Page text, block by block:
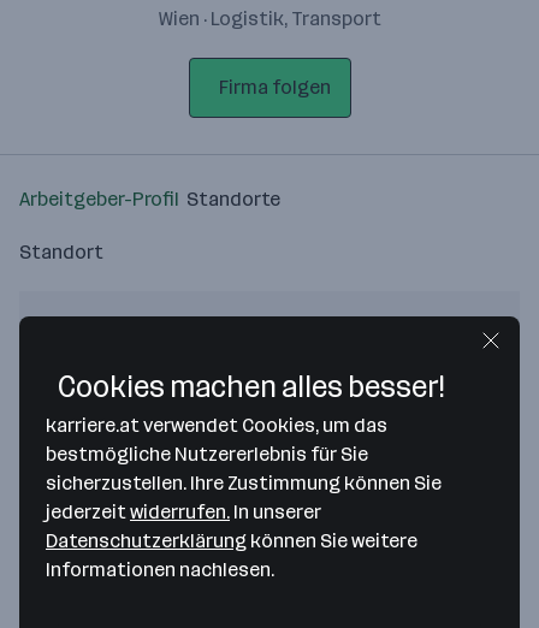
Wien · Logistik, Transport
Firma folgen
Arbeitgeber-Profil Standorte
Standort
Bitte stimme unseren Cookie-
Richtlinien zu, um diese Karte
anzuzeigen.
Zustimmung geben
Cookies machen alles besser!
karriere.at verwendet Cookies, um das
bestmögliche Nutzererlebnis für Sie
sicherzustellen. Ihre Zustimmung können Sie
jederzeitwiderrufen. In unserer
Datenschutzerklärung können Sie weitere
Informationen nachlesen.